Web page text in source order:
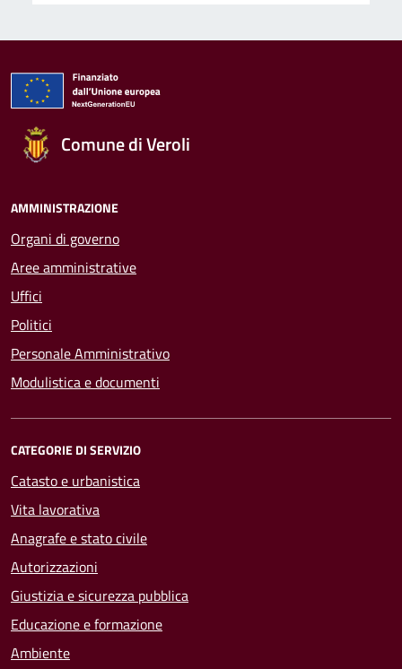
Comune di Veroli
AMMINISTRAZIONE
Organi di governo
Aree amministrative
Uffici
Politici
Personale Amministrativo
Modulistica e documenti
CATEGORIE DI SERVIZIO
Catasto e urbanistica
Vita lavorativa
Anagrafe e stato civile
Autorizzazioni
Giustizia e sicurezza pubblica
Educazione e formazione
Ambiente